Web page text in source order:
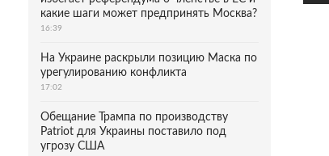
какие шаги может предпринять Москва?
16:39
На Украине раскрыли позицию Маска по
урегулированию конфликта
17:02
Обещание Трампа по производству
Patriot для Украины поставило под
угрозу США